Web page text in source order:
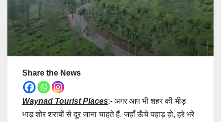
Share the News
Waynad Tourist Places:- अगर आप भी शहर की भीड़
भाड़ शोर शराबों से दूर जाना चाहते हैं. जहाँ ऊँचे पहाड़ हो, हरे भरे